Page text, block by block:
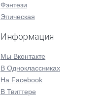
Фэнтези
Эпическая
Информация
Мы Вконтакте
В Одноклассниках
На Facebook
В Твиттере